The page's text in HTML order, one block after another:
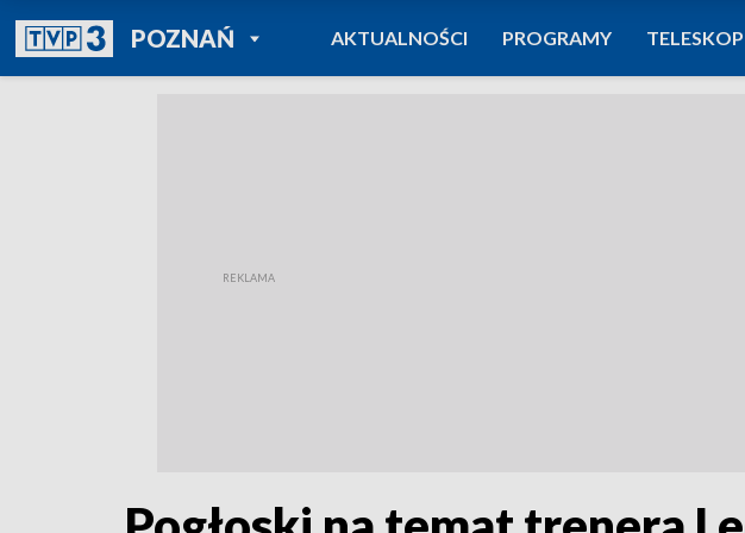
POZNAŃPOWRÓT DO
TVP REGIONY
AKTUALNOŚCI PROGRAMY